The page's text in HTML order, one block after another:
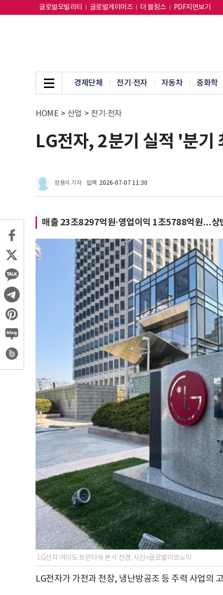
글로벌모빌리티 글로벌게이머즈 더 블링스 PDF지면보기
경제단체 전기·전자 자동차 중화학
HOME > 산업 > 전기·전자
LG전자, 2분기 실적 '분
장용석 기자 입력 2026-07-07 11:30
매출 23조8297억원·영업이익 1조5788억원…상
LG전자 여의도 트윈타워 본사 전경. 사진=글로벌이코노믹
LG전자가 가전과 전장, 냉난방공조 등 주력 사업의